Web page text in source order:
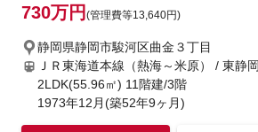
730万円 (管理費等13,640円)
静岡県静岡市駿河区曲金３丁目
ＪＲ東海道本線（熱海～米原） / 東静
2LDK(55.96㎡) 11階建/3階
1973年12月(築52年9ヶ月)